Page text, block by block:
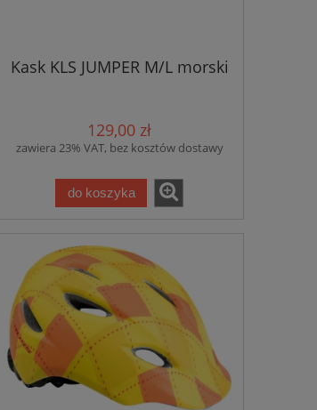
Kask KLS JUMPER M/L morski
129,00 zł
zawiera 23% VAT, bez kosztów dostawy
do koszyka